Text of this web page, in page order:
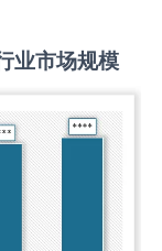
业市场规模